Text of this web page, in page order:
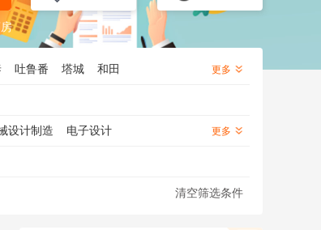
吐鲁番 塔城
和田
更多
设计制造
电子设计
更多
清空筛选条件